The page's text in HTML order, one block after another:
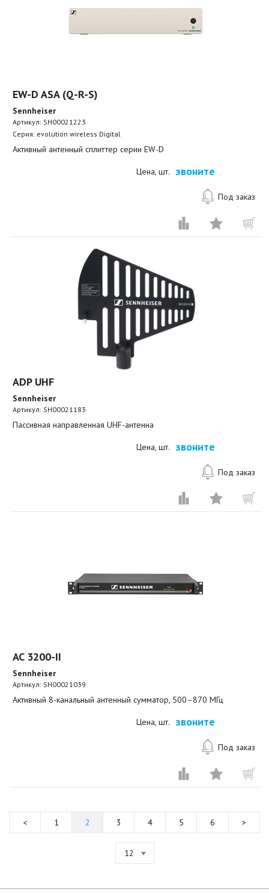
EW-D ASA (Q-R-S)
Sennheiser
Артикул: SH00021223
Серия: evolution wireless Digital
Активный антенный сплиттер серии EW-D
Цена, шт. звоните
Под заказ
ADP UHF
Sennheiser
Артикул: SH00021183
Пассивная направленная UHF-антенна
Цена, шт. звоните
Под заказ
AC 3200-II
Sennheiser
Артикул: SH00021039
Активный 8-канальный антенный сумматор, 500–870 МГц
Цена, шт. звоните
Под заказ
1 2 3 4 5 6
12